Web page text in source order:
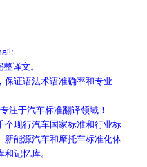
译文。
证语法术语准确率和专业
注于汽车标准翻译领域！
个现行汽车国家标准和行业标
能源汽车和摩托车标准化体
记忆库。